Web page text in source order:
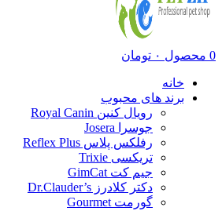
0 محصول ۰ تومان
خانه
برند های محبوب
رویال کنین Royal Canin
جوسرا Josera
رفلکس پلاس Reflex Plus
تریکسی Trixie
جیم کت GimCat
دکتر کلادرز Dr.Clauder’s
گورمت Gourmet